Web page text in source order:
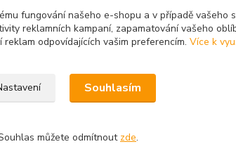
fungování našeho e-shopu a v případě vašeho
reklamních kampaní, zapamatování vašeho
odpovídajících vašim preferencím. Více k
Souhlasím
můžete odmítnout zde.